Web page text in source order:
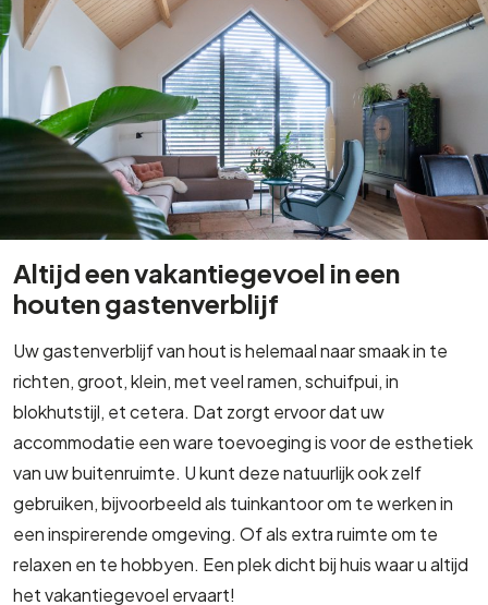
Altijd een vakantiegevoel in een
houten gastenverblijf
Uw gastenverblijf van hout is helemaal naar smaak in te
richten, groot, klein, met veel ramen, schuifpui, in
blokhutstijl, et cetera. Dat zorgt ervoor dat uw
accommodatie een ware toevoeging is voor de esthetiek
van uw buitenruimte. U kunt deze natuurlijk ook zelf
gebruiken, bijvoorbeeld als tuinkantoor om te werken in
een inspirerende omgeving. Of als extra ruimte om te
relaxen en te hobbyen. Een plek dicht bij huis waar u altijd
het vakantiegevoel ervaart!